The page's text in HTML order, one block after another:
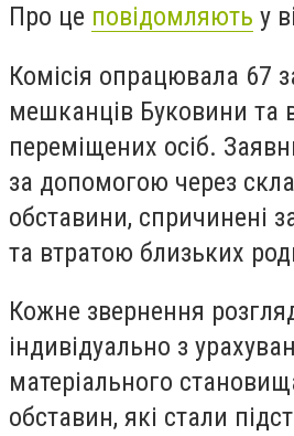
Про це повідомляють у
Комісія опрацювала 67
мешканців Буковини та
переміщених осіб.
за допомогою через
обставини, спричинені
та втратою близьких
Кожне звернення
індивідуально з
матеріального
обставин, які стали